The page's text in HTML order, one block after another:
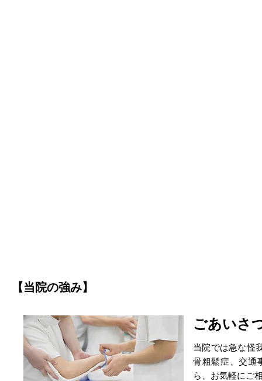
【当院の強み】
ごあいさ
当院では急な怪
骨粗鬆症、交通
ら、お気軽にご